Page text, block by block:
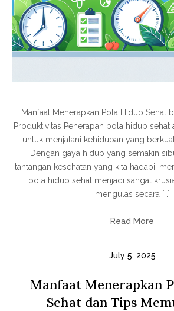
Manfaat Menerapkan Pola Hidup Sehat
Produktivitas Penerapan pola hidup sehat
untuk menjalani kehidupan yang
Dengan gaya hidup yang semakin
tantangan kesehatan yang kita hadapi,
pola hidup sehat menjadi sangat
mengulas secara […]
Read More
July 5, 2025
Manfaat Menerapkan
Sehat dan Tips